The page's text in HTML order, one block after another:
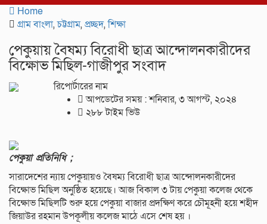
Home
গ্রাম বাংলা,চট্টগ্রাম,প্রচ্ছদ,শিক্ষা
পেকুয়ায় বৈষম্য বিরোধী ছাত্র আন্দোলনকারীদের
বিক্ষোভ মিছিল-গাজীপুর সংবাদ
রিপোর্টারের নাম
আপডেটের সময় : শনিবার, ৩ আগস্ট, ২০২৪
২৮৮ টাইম ভিউ
পেকুয়া প্রতিনিধি ;
সারাদেশের ন্যায় পেকুয়ায়ও বৈষম্য বিরোধী ছাত্র আন্দোলনকারীদের
বিক্ষোভ মিছিল অনুষ্ঠিত হয়েছে। আজ বিকাল ৩ টায় পেকুয়া কলেজ থেকে
বিক্ষোভ মিছিলটি শুরু হয়ে পেকুয়া বাজার প্রদক্ষিণ করে চৌমূহনী হয়ে শহীদ
জিয়াউর রহমান উপকূলীয় কলেজ মাঠে এসে শেষ হয় ।